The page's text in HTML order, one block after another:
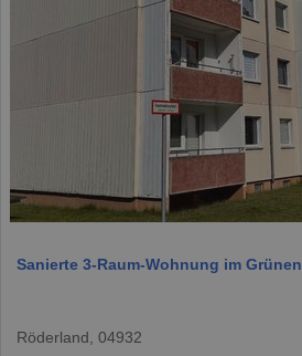
Sanierte 3-Raum-Wohnung im Grünen
Röderland, 04932